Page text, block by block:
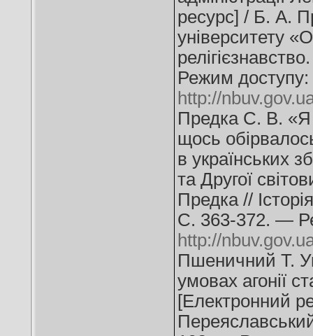
ресурс] / Б. А.
університету
Режим доступу:
http://
Предка С. В. «Я
щось
в українських
та Другої
Предка //
С. 363-372. —
http://
Пшеничний Т.
умовах агонії
[Електронний